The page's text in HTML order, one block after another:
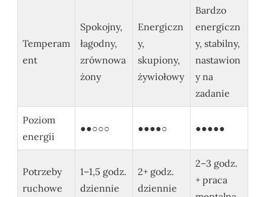
Temperam
ent
Spokojny,
łagodny,
zrównowa
żony
Energiczn
y,
skupiony,
żywiołowy
Bardzo
energiczn
y, stabilny,
nastawion
y na
zadanie
Poziom
energii
●●○○○ ●●●●○ ●●●●●
Potrzeby
ruchowe
1–1,5 godz.
dziennie
2+ godz.
dziennie
2–3 godz.
+ praca